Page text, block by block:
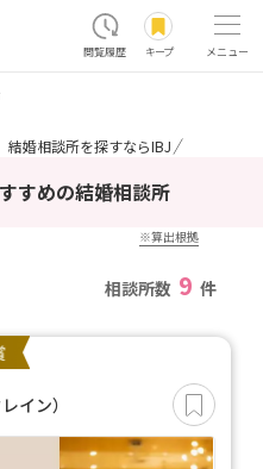
閲覧履歴 キープ メニュー
結婚相談所を探すならIBJ／
すめの結婚相談所
※算出根拠
相談所数 9 件
イン）